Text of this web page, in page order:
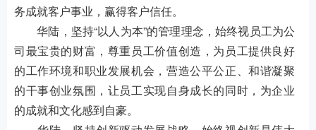
务成就客户事业，赢得客户信任。
华陆，坚持“以人为本”的管理理念，始终视员工为公
司最宝贵的财富，尊重员工价值创造，为员工提供良好
的工作环境和职业发展机会，营造公平公正、和谐凝聚
的干事创业氛围，让员工实现自身成长的同时，为企业
的成就和文化感到自豪。